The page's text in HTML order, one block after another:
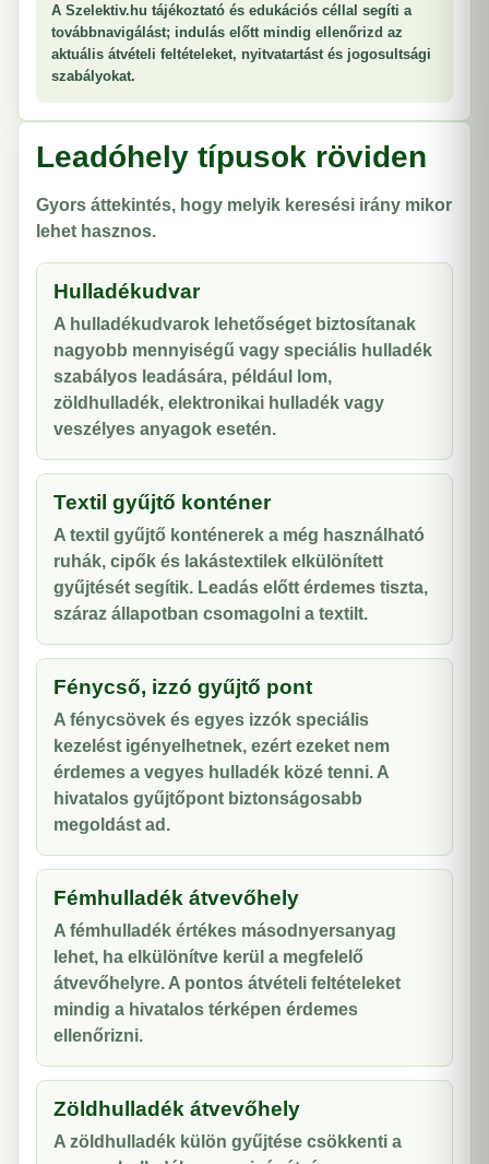
A Szelektiv.hu tájékoztató és edukációs céllal segíti a
továbbnavigálást; indulás előtt mindig ellenőrizd az
aktuális átvételi feltételeket, nyitvatartást és jogosultsági
szabályokat.
Leadóhely típusok röviden
Gyors áttekintés, hogy melyik keresési irány mikor
lehet hasznos.
Hulladékudvar
A hulladékudvarok lehetőséget biztosítanak
nagyobb mennyiségű vagy speciális hulladék
szabályos leadására, például lom,
zöldhulladék, elektronikai hulladék vagy
veszélyes anyagok esetén.
Textil gyűjtő konténer
A textil gyűjtő konténerek a még használható
ruhák, cipők és lakástextilek elkülönített
gyűjtését segítik. Leadás előtt érdemes tiszta,
száraz állapotban csomagolni a textilt.
Fénycső, izzó gyűjtő pont
A fénycsövek és egyes izzók speciális
kezelést igényelhetnek, ezért ezeket nem
érdemes a vegyes hulladék közé tenni. A
hivatalos gyűjtőpont biztonságosabb
megoldást ad.
Fémhulladék átvevőhely
A fémhulladék értékes másodnyersanyag
lehet, ha elkülönítve kerül a megfelelő
átvevőhelyre. A pontos átvételi feltételeket
mindig a hivatalos térképen érdemes
ellenőrizni.
Zöldhulladék átvevőhely
A zöldhulladék külön gyűjtése csökkenti a